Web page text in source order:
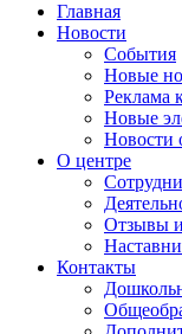
Главная
Новости
События
Новые
Реклама
Новые
Новости
О центре
Отзывы
Контакты